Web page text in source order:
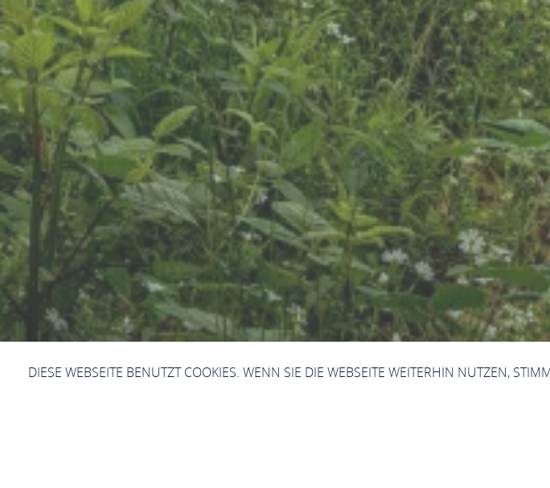
DIESE WEBSEITE BENUTZT COOKIES. WENN SIE DIE WEBSEITE WEITERHIN NUTZEN,